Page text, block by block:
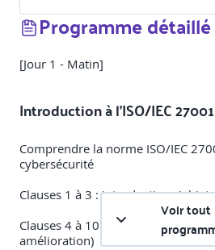
Programme détaillé
[Jour 1 - Matin]
Introduction à l’ISO/IEC
Comprendre la norme ISO/IEC
cybersécurité
Clauses 1 à 3 : introductives
Clauses 4 à 10 : exigences
amélioration)
Voir tout